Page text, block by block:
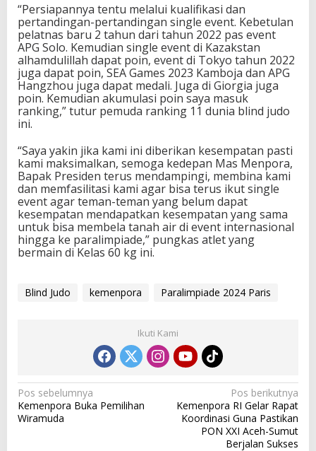
“Persiapannya tentu melalui kualifikasi dan
pertandingan-pertandingan single event. Kebetulan
pelatnas baru 2 tahun dari tahun 2022 pas event
APG Solo. Kemudian single event di Kazakstan
alhamdulillah dapat poin, event di Tokyo tahun 2022
juga dapat poin, SEA Games 2023 Kamboja dan APG
Hangzhou juga dapat medali. Juga di Giorgia juga
poin. Kemudian akumulasi poin saya masuk
ranking,” tutur pemuda ranking 11 dunia blind judo
ini.
“Saya yakin jika kami ini diberikan kesempatan pasti
kami maksimalkan, semoga kedepan Mas Menpora,
Bapak Presiden terus mendampingi, membina kami
dan memfasilitasi kami agar bisa terus ikut single
event agar teman-teman yang belum dapat
kesempatan mendapatkan kesempatan yang sama
untuk bisa membela tanah air di event internasional
hingga ke paralimpiade,” pungkas atlet yang
bermain di Kelas 60 kg ini.
Blind Judo kemenpora Paralimpiade 2024 Paris
Ikuti Kami
N
a
Pos sebelumnya
Kemenpora Buka Pemilihan
Wiramuda
Pos berikutnya
Kemenpora RI Gelar Rapat
Koordinasi Guna Pastikan
PON XXI Aceh-Sumut
Berjalan Sukses